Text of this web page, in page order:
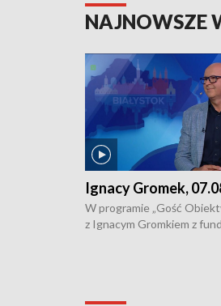
NAJNOWSZE
Ignacy Gromek,
W programie „Gość
z Ignacym Gromkiem z